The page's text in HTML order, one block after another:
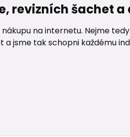
revizních šachet
na internetu. Nejme
jsme tak schopni každému